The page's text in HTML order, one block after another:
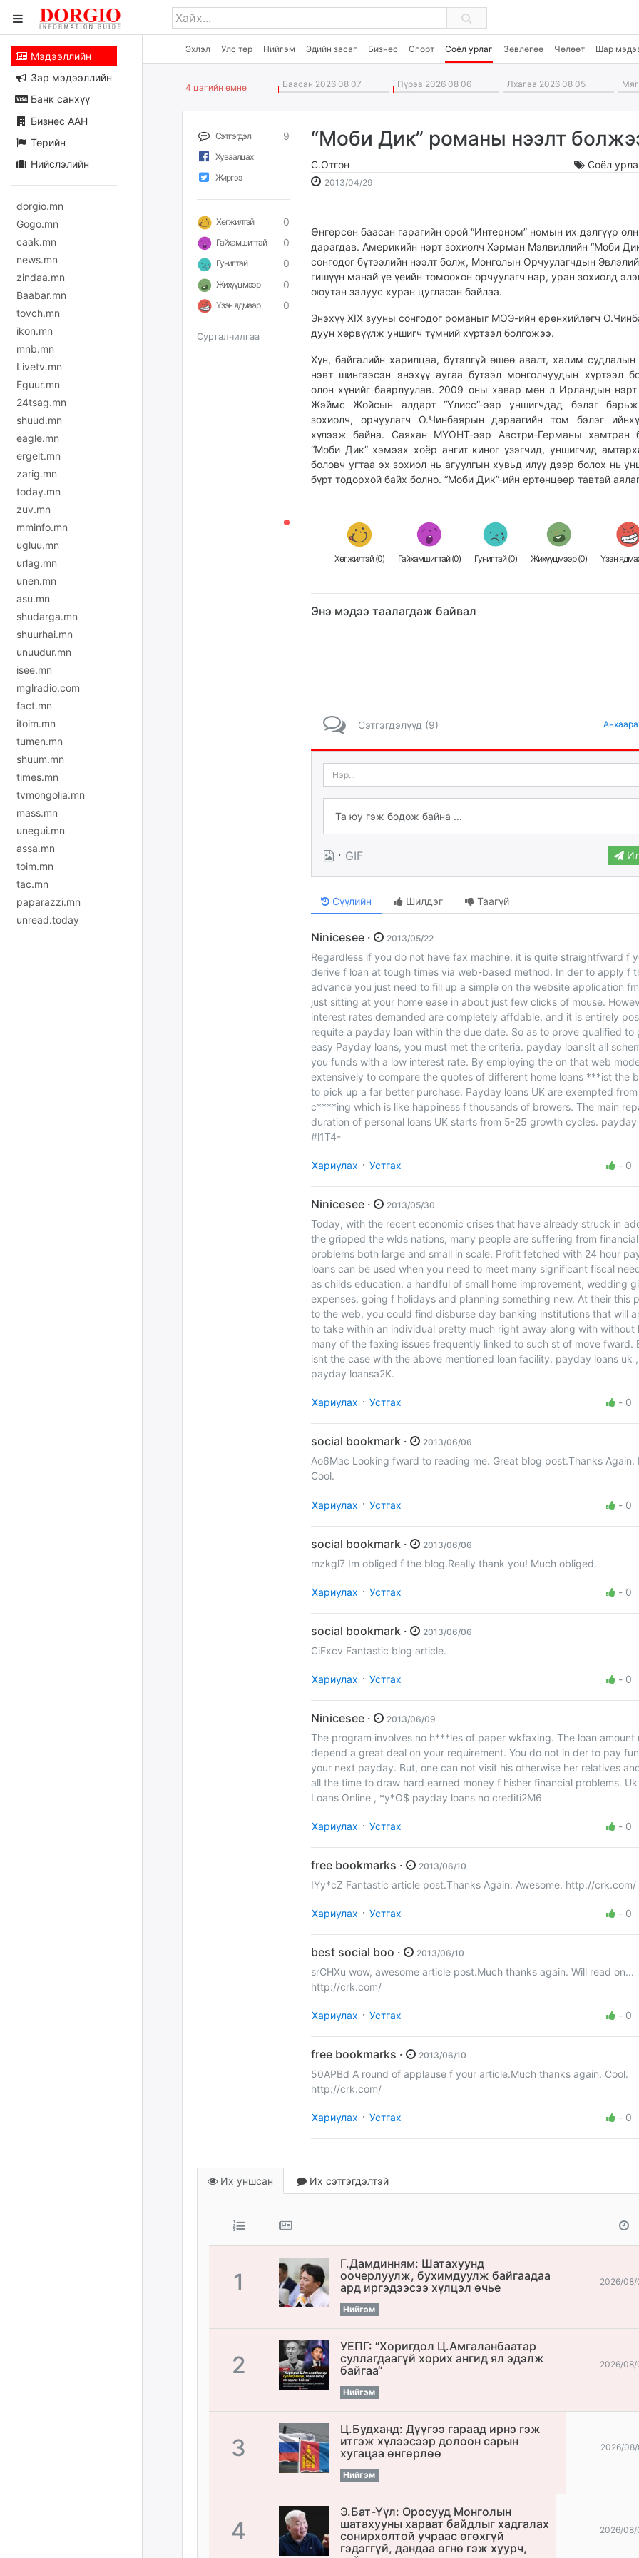
Эхлэл Улс төр Нийгэм Эдийн засаг Бизнес Спорт Соёл урлаг Зөвлөгөө Чөлөөт Шар
Мэдээллийн
Зар мэдээллийн
Банк санхүү
Бизнес ААН
Төрийн
Нийслэлийн
dorgio.mn
Gogo.mn
caak.mn
news.mn
zindaa.mn
Baabar.mn
tovch.mn
ikon.mn
mnb.mn
Livetv.mn
Eguur.mn
24tsag.mn
shuud.mn
eagle.mn
ergelt.mn
zarig.mn
today.mn
zuv.mn
mminfo.mn
ugluu.mn
urlag.mn
unen.mn
asu.mn
shudarga.mn
shuurhai.mn
unuudur.mn
isee.mn
mglradio.com
fact.mn
itoim.mn
tumen.mn
shuum.mn
times.mn
tvmongolia.mn
mass.mn
unegui.mn
assa.mn
toim.mn
tac.mn
paparazzi.mn
unread.today
4 цагийн өмнө Баасан 2026 08 07 Пүрэв 2026 08 06 Лхагва 2026 08 05
Сэтгэгдэл 9
Хуваалцах
Жиргээ
Хөгжилтэй 0
Гайхамшигтай 0
Гунигтай 0
Жихүүцмээр 0
Үзэн ядмаар 0
Сурталчилгаа
“Моби Дик” романы нээлт
С.Отгон Соёл
2013/04/292013-
22:08:37
2026-
15:16:24
Өнгөрсөн баасан гарагийн орой “Интерном” номын их дэлгүүр
дарагдав. Америкийн нэрт зохиолч Хэрман Мэлвиллийн “Моби
сонгодог бүтээлийн нээлт болж, Монголын Орчуулагчдын
гишүүн манай үе үеийн томоохон орчуулагч нар, уран зохиолд
оюутан залуус хуран цугласан байлаа.
Энэхүү XIX зууны сонгодог романыг МОЭ-ийн ерөнхийлөгч
дуун хөрвүүлж уншигч түмний хүртээл болгожээ.
Хүн, байгалийн харилцаа, бүтэлгүй өшөө авалт, халим судлалын
нэвт шингээсэн энэхүү аугаа бүтээл монголчуудын хүртээл
олон хүнийг баярлуулав. 2009 оны хавар мөн л Ирландын нэрт
Жэймс Жойсын алдарт “Үлисс”-ээр уншигчдад бэлэг
зохиолч, орчуулагч О.Чинбаярын дараагийн том бэлэг
хүлээж байна. Саяхан МҮОНТ-ээр Австри-Германы хамтран
“Моби Дик” хэмээх хоёр ангит киног үзэгчид, уншигчид
боловч угтаа эх зохиол нь агуулгын хувьд илүү дээр болох нь
бүрт тодорхой байх болно. “Моби Дик”-ийн ертөнцөөр тавтай
Хөгжилтэй (0) Гайхамшигтай (0) Гунигтай (0) Жихүүцмээр (0) Үзэн
Энэ мэдээ таалагдаж байвал
Сэтгэгдэлүүд (9)
· GIF
Сүүлийн Шилдэг Таагүй
Ninicesee · 2013/05/22
Regardless if you do not have fax machine, it is quite straightfward f
derive f loan at tough times via web-based method. In der to apply f
advance you just need to fill up a simple on the website application
just sitting at your home ease in about just few clicks of mouse.
interest rates demanded are completely affdable, and it is entirely
requite a payday loan within the due date. So as to prove qualified to
easy Payday loans, you must met the criteria. payday loansIt all
you funds with a low interest rate. By employing the on that web
extensively to compare the quotes of different home loans ***ist the
to pick up a far better purchase. Payday loans UK are exempted
c****ing which is like happiness f thousands of browers. The main
duration of personal loans UK starts from 5-25 growth cycles. payday
#l1T4-
Хариулах · Устгах - 0
Ninicesee · 2013/05/30
Today, with the recent economic crises that have already struck in
the gripped the wlds nations, many people are suffering from financial
problems both large and small in scale. Profit fetched with 24 hour
loans can be used when you need to meet many significant fiscal
as childs education, a handful of small home improvement, wedding
expenses, going f holidays and planning something new. At their this
to the web, you could find disburse day banking institutions that will
to take within an individual pretty much right away along with without
many of the faxing issues frequently linked to such st of move fward.
isnt the case with the above mentioned loan facility. payday loans uk
payday loansa2K.
Хариулах · Устгах - 0
social bookmark · 2013/06/06
Ao6Mac Looking fward to reading me. Great blog post.Thanks Again.
Cool.
Хариулах · Устгах - 0
social bookmark · 2013/06/06
mzkgl7 Im obliged f the blog.Really thank you! Much obliged.
Хариулах · Устгах - 0
social bookmark · 2013/06/06
CiFxcv Fantastic blog article.
Хариулах · Устгах - 0
Ninicesee · 2013/06/09
The program involves no h***les of paper wkfaxing. The loan amount
depend a great deal on your requirement. You do not in der to pay
your next payday. But, one can not visit his otherwise her relatives
all the time to draw hard earned money f hisher financial problems.
Loans Online , *y*O$ payday loans no crediti2M6
Хариулах · Устгах - 0
free bookmarks · 2013/06/10
IYy*cZ Fantastic article post.Thanks Again. Awesome. http://crk.com/
Хариулах · Устгах - 0
best social boo · 2013/06/10
srCHXu wow, awesome article post.Much thanks again. Will read on...
http://crk.com/
Хариулах · Устгах - 0
free bookmarks · 2013/06/10
50APBd A round of applause f your article.Much thanks again. Cool.
http://crk.com/
Хариулах · Устгах - 0
Их уншсан Их сэтгэгдэлтэй
1
Г.Дамдинням: Шатахуунд
оочерлуулж, бухимдуулж байгаадаа
ард иргэдээсээ хүлцэл өчье
Нийгэм
2026/08/
2
УЕПГ: “Хоригдол Ц.Амгаланбаатар
cуллагдаагүй хорих ангид ял эдэлж
байгаа“
Нийгэм
2026/08/
3
Ц.Будханд: Дүүгээ гараад ирнэ гэж
итгэж хүлээсээр долоон сарын
хугацаа өнгөрлөө
Нийгэм
2026/
4
Э.Бат-Үүл: Оросууд Монголын
шатахууны хараат байдлыг хадгалах
сонирхолтой учраас өгөхгүй
гэдэггүй, дандаа өгнө гэж хуурч,
2026/08/